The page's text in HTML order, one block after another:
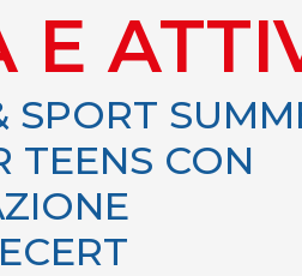
E
SPORT
TEENS CON